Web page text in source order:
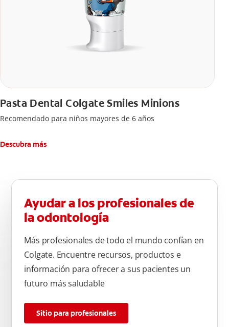
Pasta Dental Colgate Smiles Minions
Recomendado para niños mayores de 6 años
Descubra más
Ayudar a los profesionales de
la odontología
Más profesionales de todo el mundo confían en
Colgate. Encuentre recursos, productos e
información para ofrecer a sus pacientes un
futuro más saludable
Sitio para profesionales